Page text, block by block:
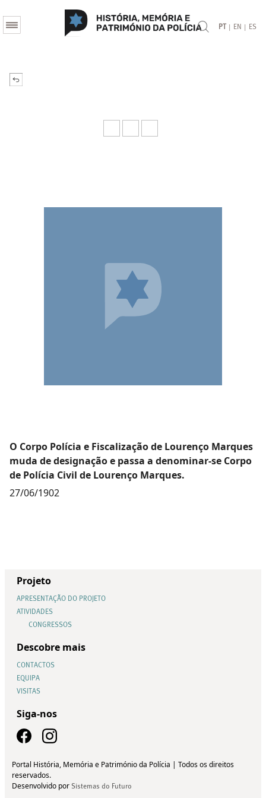
PT | EN | ES
O Corpo Polícia e Fiscalização de Lourenço Marques
muda de designação e passa a denominar-se Corpo
de Polícia Civil de Lourenço Marques.
27/06/1902
Projeto
APRESENTAÇÃO DO PROJETO
ATIVIDADES
CONGRESSOS
Descobre mais
CONTACTOS
EQUIPA
VISITAS
Siga-nos
Portal História, Memória e Património da Polícia | Todos os direitos
reservados.
Desenvolvido por Sistemas do Futuro